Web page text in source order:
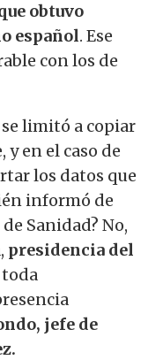
obtuvo
español. Ese
con los de
se limitó a copiar
en el caso de
los datos que
informó de
Sanidad? No,
presidencia del
jefe de